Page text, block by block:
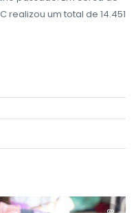
realizou um total de 14.451